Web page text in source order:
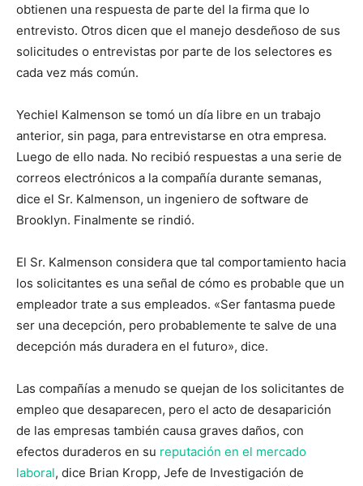
obtienen una respuesta de parte del la firma que lo
entrevisto. Otros dicen que el manejo desdeñoso de sus
solicitudes o entrevistas por parte de los selectores es
cada vez más común.
Yechiel Kalmenson se tomó un día libre en un trabajo
anterior, sin paga, para entrevistarse en otra empresa.
Luego de ello nada. No recibió respuestas a una serie de
correos electrónicos a la compañía durante semanas,
dice el Sr. Kalmenson, un ingeniero de software de
Brooklyn. Finalmente se rindió.
El Sr. Kalmenson considera que tal comportamiento hacia
los solicitantes es una señal de cómo es probable que un
empleador trate a sus empleados. «Ser fantasma puede
ser una decepción, pero probablemente te salve de una
decepción más duradera en el futuro», dice.
Las compañías a menudo se quejan de los solicitantes de
empleo que desaparecen, pero el acto de desaparición
de las empresas también causa graves daños, con
efectos duraderos en su reputación en el mercado
laboral, dice Brian Kropp, Jefe de Investigación de